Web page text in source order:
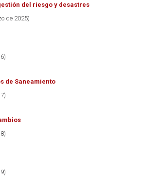
del riesgo y desastres
de 2025)
de Saneamiento